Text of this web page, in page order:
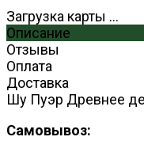
Загрузка карты ...
Описание
Отзывы
Оплата
Доставка
Шу Пуэр Древнее
Самовывоз: